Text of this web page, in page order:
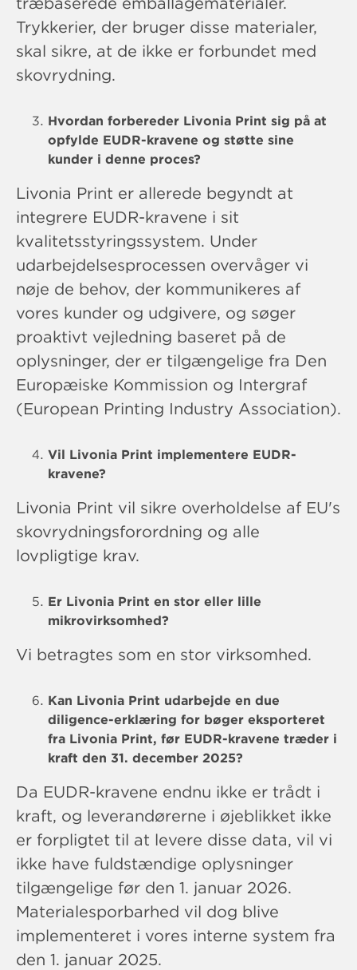
Trykkerier, der bruger disse materialer,
skal sikre, at de ikke er forbundet med
skovrydning.
Hvordan forbereder Livonia Print sig på at
opfylde EUDR-kravene og støtte sine
kunder i denne proces?
Livonia Print er allerede begyndt at
integrere EUDR-kravene i sit
kvalitetsstyringssystem. Under
udarbejdelsesprocessen overvåger vi
nøje de behov, der kommunikeres af
vores kunder og udgivere, og søger
proaktivt vejledning baseret på de
oplysninger, der er tilgængelige fra Den
Europæiske Kommission og Intergraf
(European Printing Industry Association).
Vil Livonia Print implementere EUDR-
kravene?
Livonia Print vil sikre overholdelse af EU's
skovrydningsforordning og alle
lovpligtige krav.
Er Livonia Print en stor eller lille
mikrovirksomhed?
Vi betragtes som en stor virksomhed.
Kan Livonia Print udarbejde en due
diligence-erklæring for bøger eksporteret
fra Livonia Print, før EUDR-kravene træder i
kraft den 31. december 2025?
Da EUDR-kravene endnu ikke er trådt i
kraft, og leverandørerne i øjeblikket ikke
er forpligtet til at levere disse data, vil vi
ikke have fuldstændige oplysninger
tilgængelige før den 1. januar 2026.
Materialesporbarhed vil dog blive
implementeret i vores interne system fra
den 1. januar 2025.